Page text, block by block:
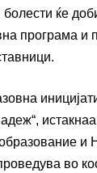
болести ќе
програма и
образование
во